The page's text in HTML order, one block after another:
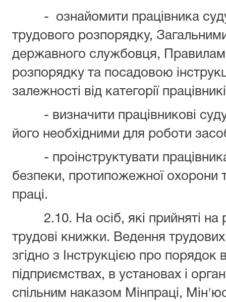
- ознайомити працівника суду
трудового розпорядку,
державного службовця,
розпорядку та посадовою
залежності від категорії
- визначити працівникові суду
його необхідними для роботи
- проінструктувати
безпеки, протипожежної охорони
праці.
2.10. На осіб, які прийняті на
трудові книжки. Ведення
згідно з Інструкцією про
підприємствах, в установах і
спільним наказом Мінпраці,